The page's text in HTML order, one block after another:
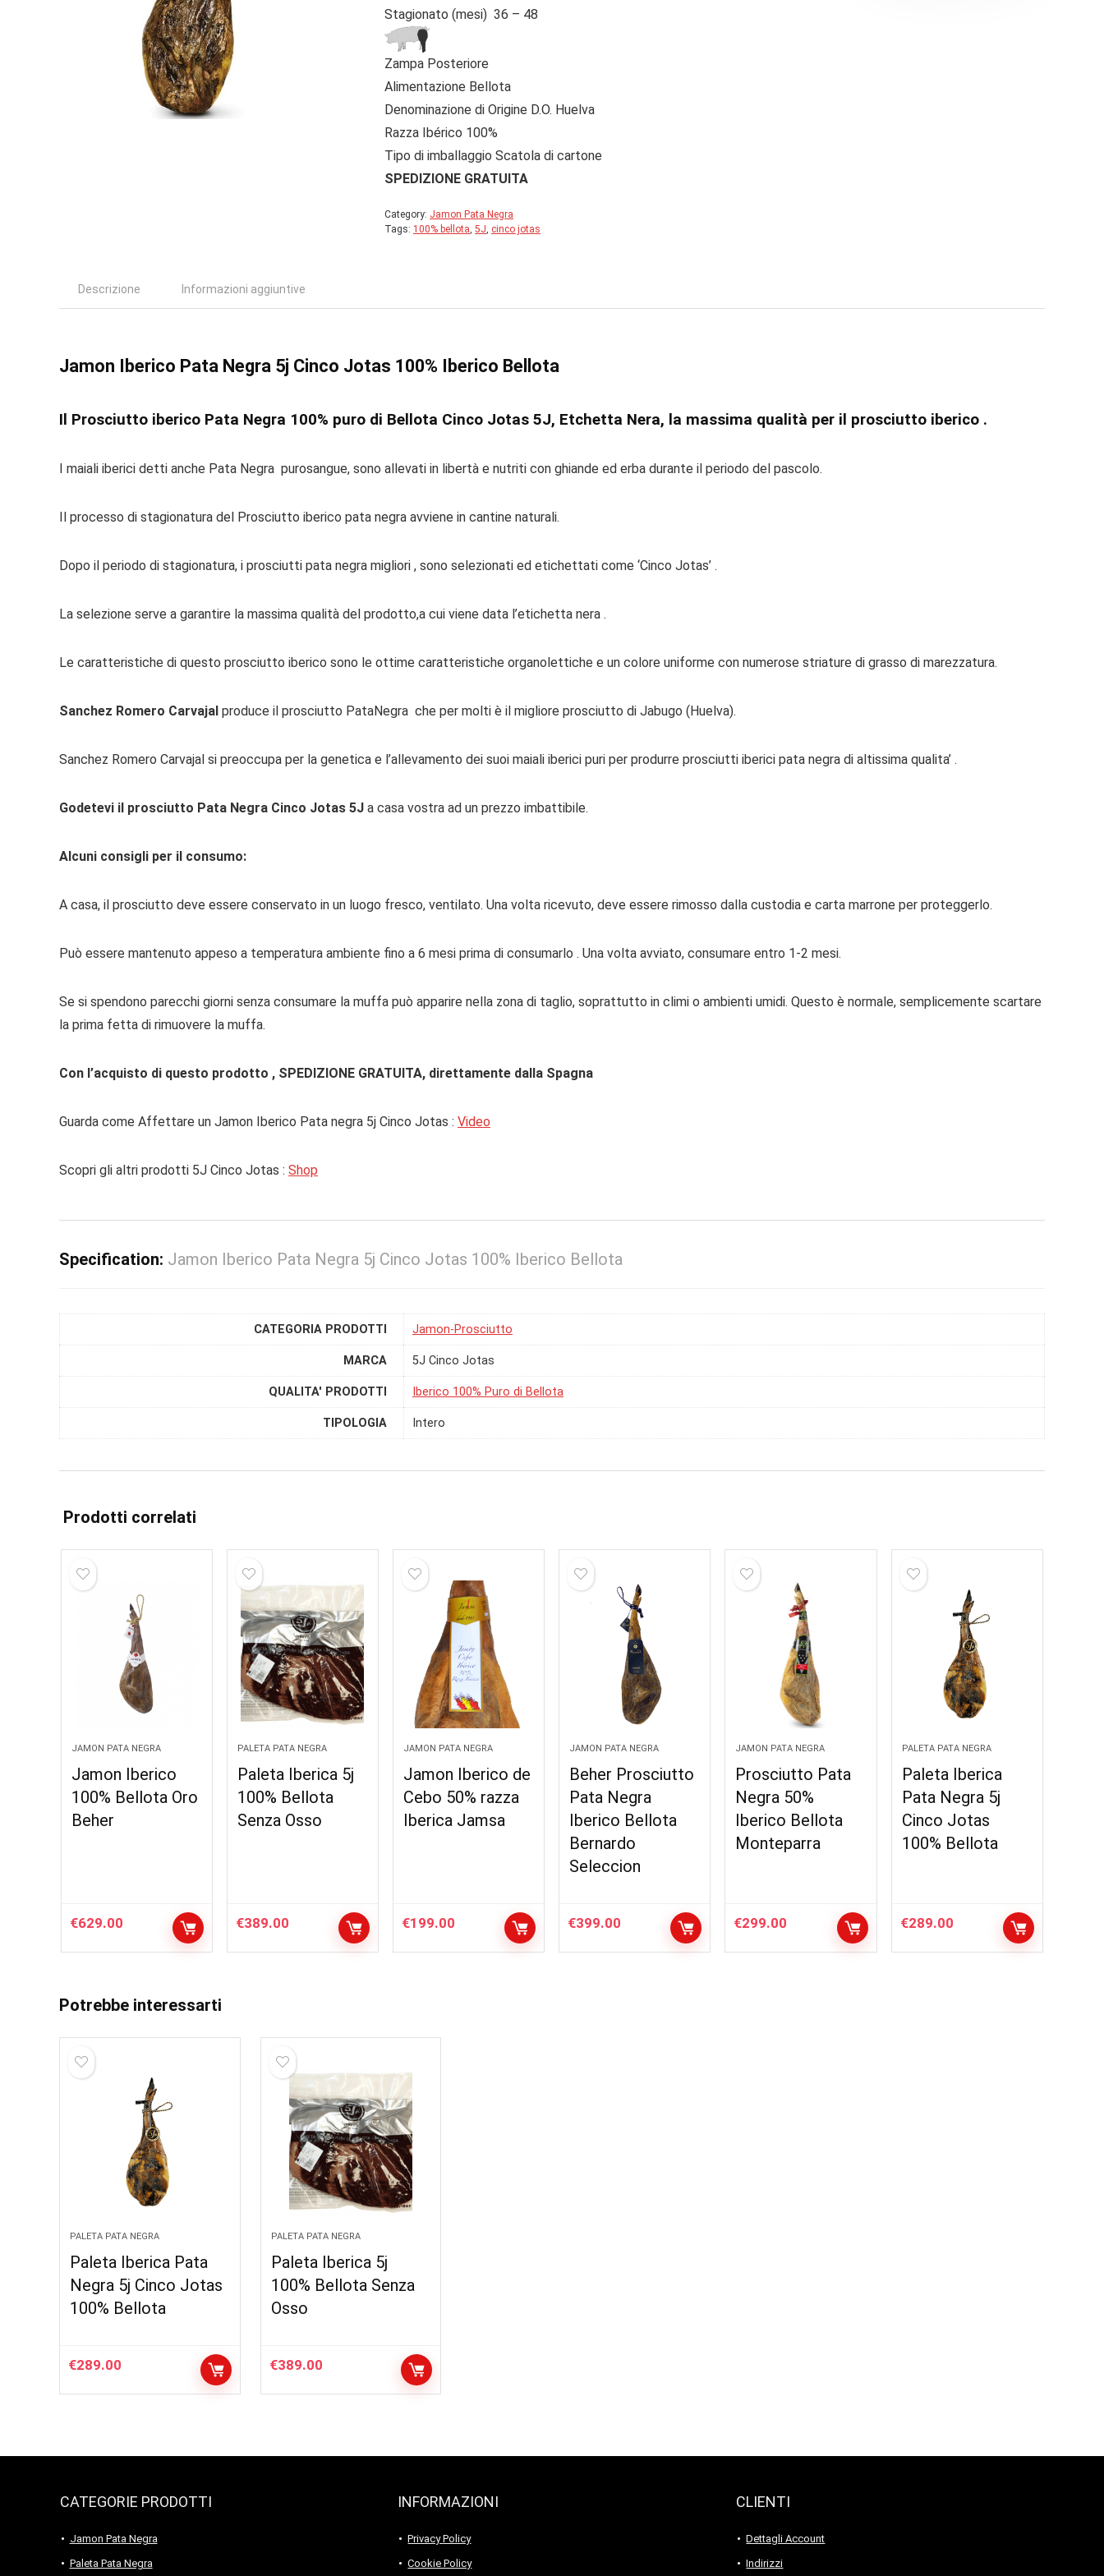
Stagionato (mesi) 36 – 48
Zampa Posteriore
Alimentazione Bellota
Denominazione di Origine D.O. Huelva
Razza Ibérico 100%
Tipo di imballaggio Scatola di cartone
SPEDIZIONE GRATUITA
Category: Jamon Pata Negra
Tags: 100% bellota, 5J, cinco jotas
Descrizione Informazioni aggiuntive
Jamon Iberico Pata Negra 5j Cinco Jotas 100% Iberico Bellota
Il Prosciutto iberico Pata Negra 100% puro di Bellota Cinco Jotas 5J, Etchetta Nera, la massima qualità per il prosciutto iberico .
I maiali iberici detti anche Pata Negra purosangue, sono allevati in libertà e nutriti con ghiande ed erba durante il periodo del pascolo.
Il processo di stagionatura del Prosciutto iberico pata negra avviene in cantine naturali.
Dopo il periodo di stagionatura, i prosciutti pata negra migliori , sono selezionati ed etichettati come ‘Cinco Jotas’ .
La selezione serve a garantire la massima qualità del prodotto,a cui viene data l’etichetta nera .
Le caratteristiche di questo prosciutto iberico sono le ottime caratteristiche organolettiche e un colore uniforme con numerose striature di grasso di marezzatura.
Sanchez Romero Carvajal produce il prosciutto PataNegra che per molti è il migliore prosciutto di Jabugo (Huelva).
Sanchez Romero Carvajal si preoccupa per la genetica e l’allevamento dei suoi maiali iberici puri per produrre prosciutti iberici pata negra di altissima qualita’ .
Godetevi il prosciutto Pata Negra Cinco Jotas 5J a casa vostra ad un prezzo imbattibile.
Alcuni consigli per il consumo:
A casa, il prosciutto deve essere conservato in un luogo fresco, ventilato. Una volta ricevuto, deve essere rimosso dalla custodia e carta marrone per proteggerlo.
Può essere mantenuto appeso a temperatura ambiente fino a 6 mesi prima di consumarlo . Una volta avviato, consumare entro 1-2 mesi.
Se si spendono parecchi giorni senza consumare la muffa può apparire nella zona di taglio, soprattutto in climi o ambienti umidi. Questo è normale, semplicemente scartare
la prima fetta di rimuovere la muffa.
Con l’acquisto di questo prodotto , SPEDIZIONE GRATUITA, direttamente dalla Spagna
Guarda come Affettare un Jamon Iberico Pata negra 5j Cinco Jotas : Video
Scopri gli altri prodotti 5J Cinco Jotas : Shop
Specification: Jamon Iberico Pata Negra 5j Cinco Jotas 100% Iberico Bellota
CATEGORIA PRODOTTI Jamon-Prosciutto
MARCA 5J Cinco Jotas
QUALITA' PRODOTTI Iberico 100% Puro di Bellota
TIPOLOGIA Intero
Prodotti correlati
JAMON PATA NEGRA
Jamon Iberico
100% Bellota Oro
Beher
€629.00
PALETA PATA NEGRA
Paleta Iberica 5j
100% Bellota
Senza Osso
€389.00
JAMON PATA NEGRA
Jamon Iberico de
Cebo 50% razza
Iberica Jamsa
€199.00
JAMON PATA NEGRA
Beher Prosciutto
Pata Negra
Iberico Bellota
Bernardo
Seleccion
€399.00
JAMON PATA NEGRA
Prosciutto Pata
Negra 50%
Iberico Bellota
Monteparra
€299.00
PALETA PATA NEGRA
Paleta Iberica
Pata Negra 5j
Cinco Jotas
100% Bellota
€289.00
Potrebbe interessarti
PALETA PATA NEGRA
Paleta Iberica Pata
Negra 5j Cinco Jotas
100% Bellota
€289.00
PALETA PATA NEGRA
Paleta Iberica 5j
100% Bellota Senza
Osso
€389.00
CATEGORIE PRODOTTI
Jamon Pata Negra
Paleta Pata Negra
INFORMAZIONI
Privacy Policy
Cookie Policy
CLIENTI
Dettagli Account
Indirizzi